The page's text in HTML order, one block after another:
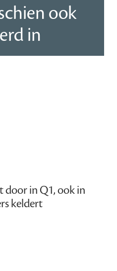
ook
in
door in Q1, ook in
keldert